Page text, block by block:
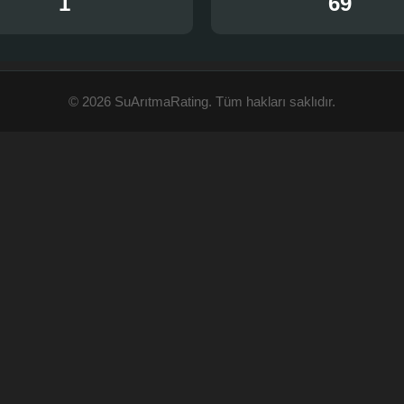
© 2026 SuArıtmaRating. Tüm hakları saklıdır.